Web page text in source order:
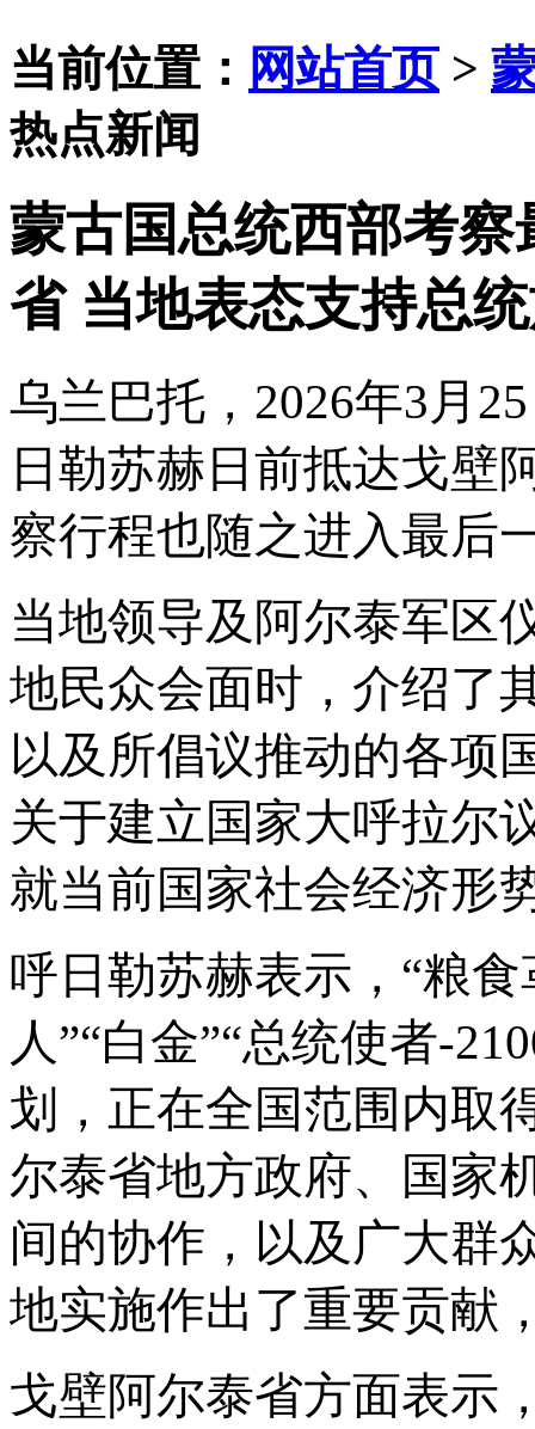
当前位置： 网站首页>
热点新闻
蒙古国总统西部考
省 当地表态支持总
乌兰巴托， 2026年3月25
日勒苏赫日前抵达戈壁
察行程也随之进入最后
当地领导及阿尔泰军区
地民众会面时，介绍了
以及所倡议推动的各项
关于建立国家大呼拉尔
就当前国家社会经济形
呼日勒苏赫表示， “粮
人”“白金”“总统使者-
划，正在全国范围内取
尔泰省地方政府、国家
间的协作，以及广大群
地实施作出了重要贡献
戈壁阿尔泰省方面表示